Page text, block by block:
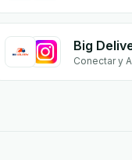
Big
Conectar y